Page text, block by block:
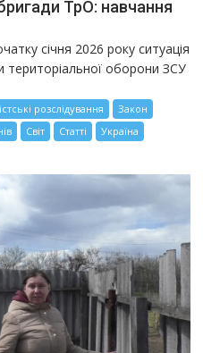
ТрО: навчання
січня 2026 року ситуація
територіальної оборони ЗСУ
розслідування
Закон
Світ Статті
Україна